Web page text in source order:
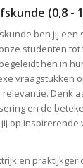
(0,8 -
ben jij een
studenten
hen in
vraagstukken
Denk
en de
op inspirerende
en